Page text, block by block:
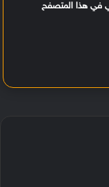
في هذا المتصفح